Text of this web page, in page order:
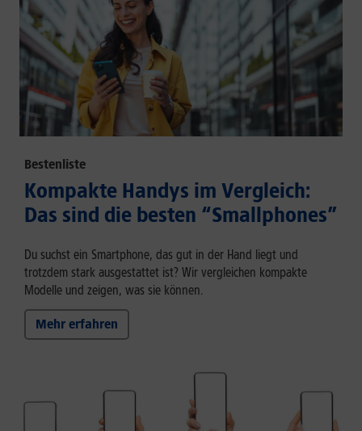
Bestenliste
Kompakte Handys im Vergleich:
Das sind die besten “Smallphones”
Du suchst ein Smartphone, das gut in der Hand liegt und
trotzdem stark ausgestattet ist? Wir vergleichen kompakte
Modelle und zeigen, was sie können.
Mehr erfahren